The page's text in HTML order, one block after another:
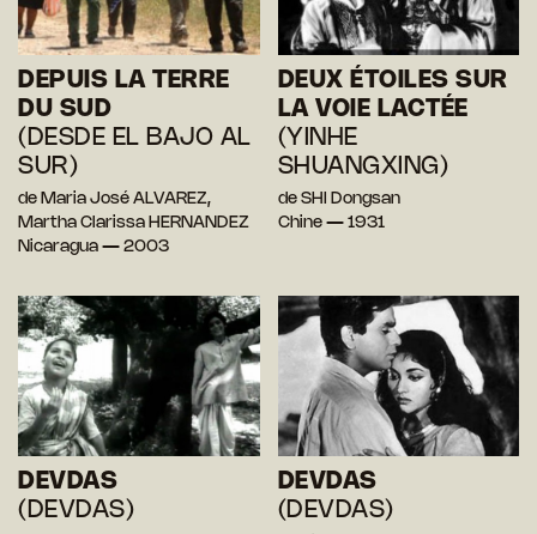
DEPUIS LA TERRE
DU SUD
(DESDE EL BAJO AL
SUR)
de Maria José ALVAREZ,
Martha Clarissa HERNANDEZ
Nicaragua — 2003
DEUX ÉTOILES SUR
LA VOIE LACTÉE
(YINHE
SHUANGXING)
de SHI Dongsan
Chine — 1931
DEVDAS
(DEVDAS)
DEVDAS
(DEVDAS)